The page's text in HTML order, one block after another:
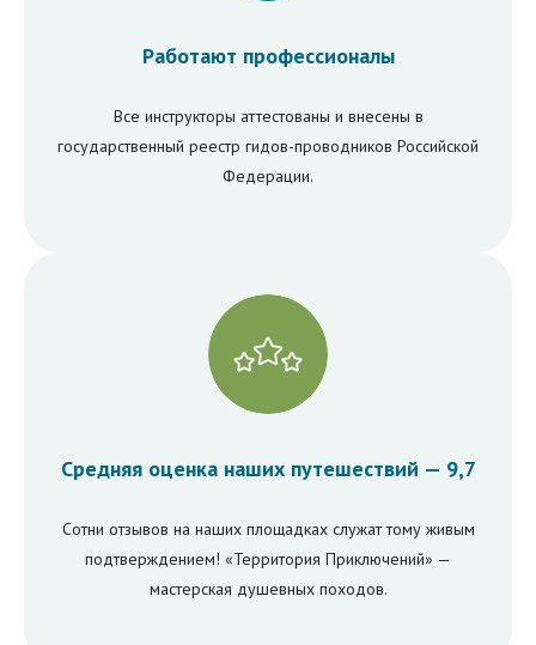
Работают профессионалы
Все инструкторы аттестованы и внесены в
государственный реестр гидов-проводников Российской
Федерации.
Средняя оценка наших путешествий — 9,7
Сотни отзывов на наших площадках служат тому живым
подтверждением! «Территория Приключений» —
мастерская душевных походов.
Подробнее
Подарочный
сертификат
а для него не нужны особые даты.